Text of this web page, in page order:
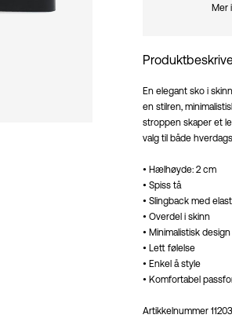
Mer
En elegant sko i
en stilren,
stroppen skaper et
valg til både
• Hælhøyde: 2 cm
• Spiss tå
• Slingback med
• Overdel i skinn
• Minimalistisk design
• Lett følelse
• Enkel å style
• Komfortabel
Artikkelnummer